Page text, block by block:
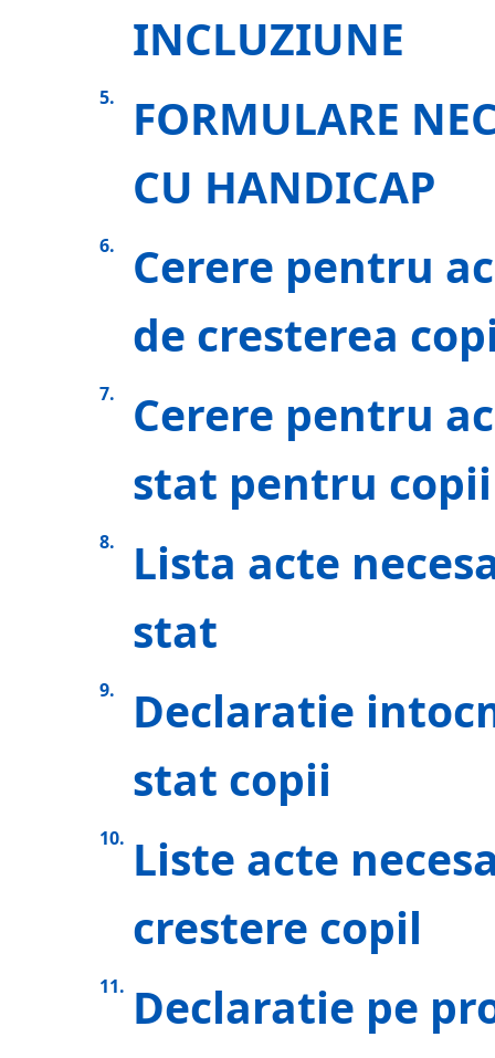
INCLUZIUNE
FORMULARE
CU HANDICAP
Cerere pentru
de cresterea
Cerere pentru
stat pentru copii
Lista acte
stat
Declaratie
stat copii
Liste acte
crestere copil
Declaratie pe